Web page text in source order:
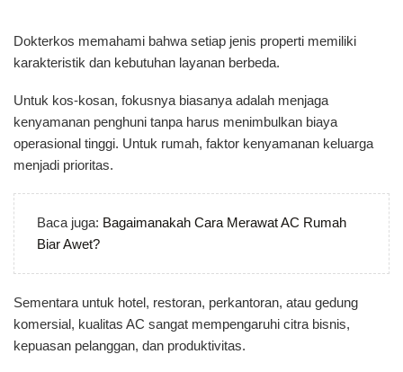
Dokterkos memahami bahwa setiap jenis properti memiliki
karakteristik dan kebutuhan layanan berbeda.
Untuk kos-kosan, fokusnya biasanya adalah menjaga
kenyamanan penghuni tanpa harus menimbulkan biaya
operasional tinggi. Untuk rumah, faktor kenyamanan keluarga
menjadi prioritas.
Baca juga: Bagaimanakah Cara Merawat AC Rumah
Biar Awet?
Sementara untuk hotel, restoran, perkantoran, atau gedung
komersial, kualitas AC sangat mempengaruhi citra bisnis,
kepuasan pelanggan, dan produktivitas.